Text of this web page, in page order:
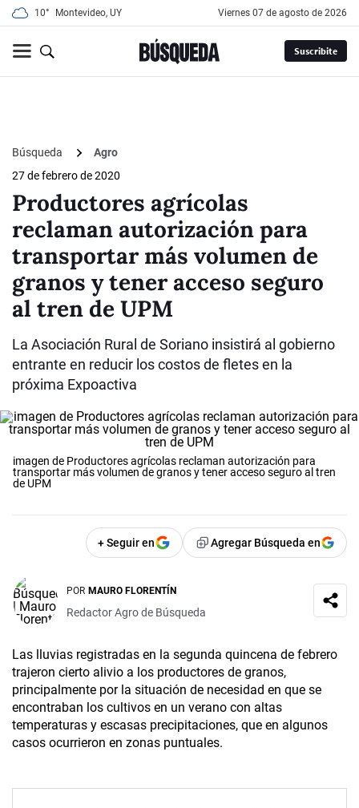
10° Montevideo, UY viernes 07 de agosto de 2026
Suscribite
Búsqueda
Agro
27 de febrero de 2020
Productores agrícolas
reclaman autorización para
transportar más volumen de
granos y tener acceso seguro
al tren de UPM
La Asociación Rural de Soriano insistirá al gobierno
entrante en reducir los costos de fletes en la
próxima Expoactiva
imagen de Productores agrícolas reclaman autorización para
transportar más volumen de granos y tener acceso seguro al tren
de UPM
+ Seguir en Agregar Búsqueda en
POR MAURO FLORENTÍN
Redactor Agro de Búsqueda
Las lluvias registradas en la segunda quincena de febrero
trajeron cierto alivio a los productores de granos,
principalmente por la situación de necesidad en que se
encontraban los cultivos en un verano con altas
temperaturas y escasas precipitaciones, que en algunos
casos ocurrieron en zonas puntuales.